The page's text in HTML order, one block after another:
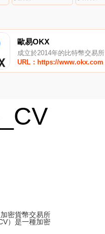
歐易OKX
成立於2014年的比特幣交易所
URL：https://www.okx.com
密貨幣交易所
）是一種加密